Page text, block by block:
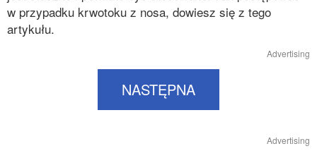
w przypadku krwotoku z nosa, dowiesz się z tego
artykułu.
Advertising
NASTĘPNA
Advertising